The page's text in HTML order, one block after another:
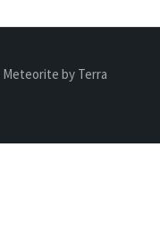
Meteorite by Terra